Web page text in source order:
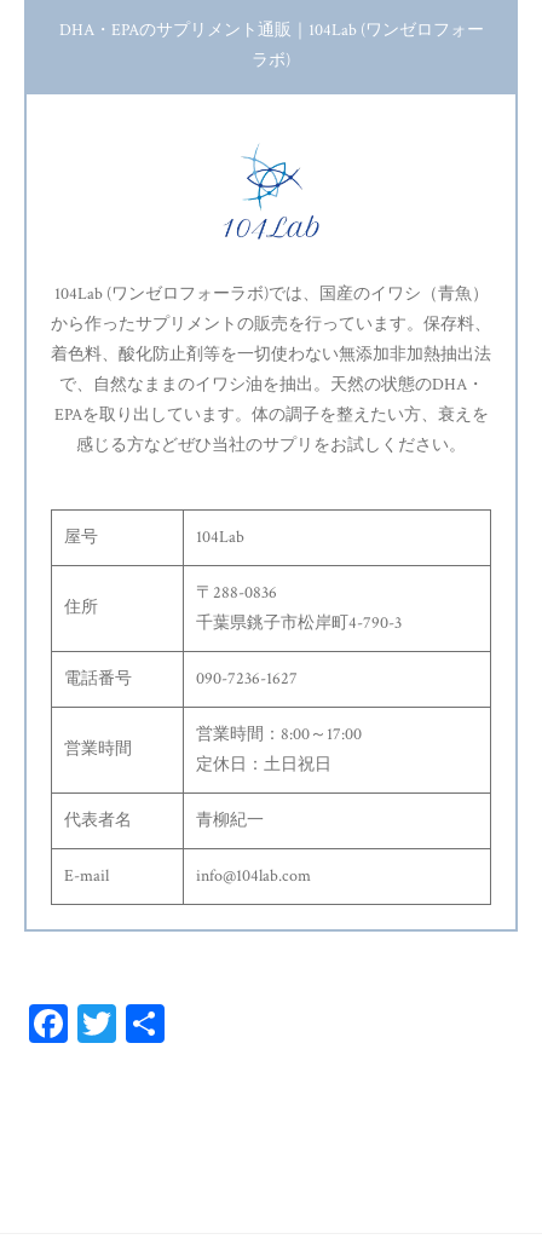
DHA・EPAのサプリメント通販｜104Lab (ワンゼロフォー
ラボ)
104Lab (ワンゼロフォーラボ)では、国産のイワシ（青魚）
から作ったサプリメントの販売を行っています。保存料、
着色料、酸化防止剤等を一切使わない無添加非加熱抽出法
で、自然なままのイワシ油を抽出。天然の状態のDHA・
EPAを取り出しています。体の調子を整えたい方、衰えを
感じる方などぜひ当社のサプリをお試しください。
屋号 104Lab
住所
〒288-0836
千葉県銚子市松岸町4-790-3
電話番号 090-7236-1627
営業時間
営業時間：8:00～17:00
定休日：土日祝日
代表者名 青柳紀一
E-mail info@104lab.com
Fa T